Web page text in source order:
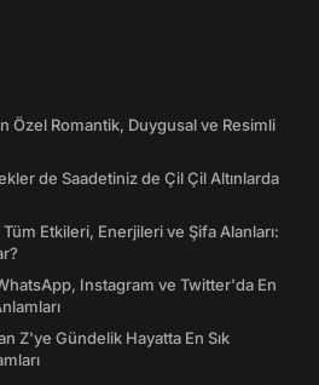
Özel Romantik, Duygusal ve Resimli
de Saadetiniz de Çil Çil Altınlarda
Etkileri, Enerjileri ve Şifa Alanları:
Instagram ve Twitter'da En
Z'ye Gündelik Hayatta En Sık